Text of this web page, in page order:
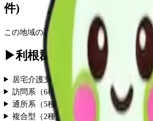
件)
この地域の福祉用具販売 事業所情報は現
▶利根郡片品村の他のサー
居宅介護支援
種別）
訪問系 （6種別）
通所系 （5種別）
複合型 （2種別）